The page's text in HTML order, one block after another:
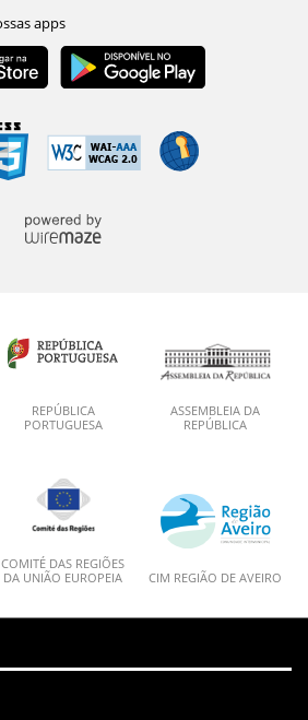
REPÚBLICA
PORTUGUESA
ASSEMBLEIA DA
REPÚBLICA
COMITÉ DAS REGIÕES
DA UNIÃO EUROPEIA
CIM REGIÃO DE AVEIRO